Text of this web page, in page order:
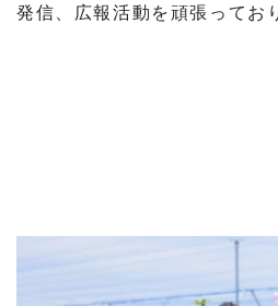
発信、広報活動を頑張ってお